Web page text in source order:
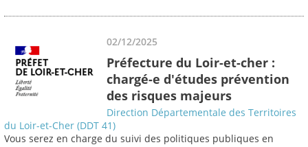
02/12/2025
Préfecture du Loir-et-cher :
chargé-e d'études prévention
des risques majeurs
Direction Départementale des Territoires
du Loir-et-Cher (DDT 41)
Vous serez en charge du suivi des politiques publiques en